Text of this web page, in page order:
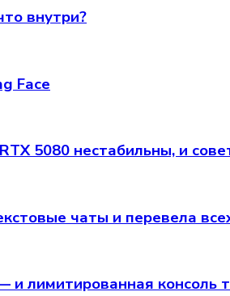
внутри?
Face
5080 нестабильны, и
чаты и перевела
и лимитированная